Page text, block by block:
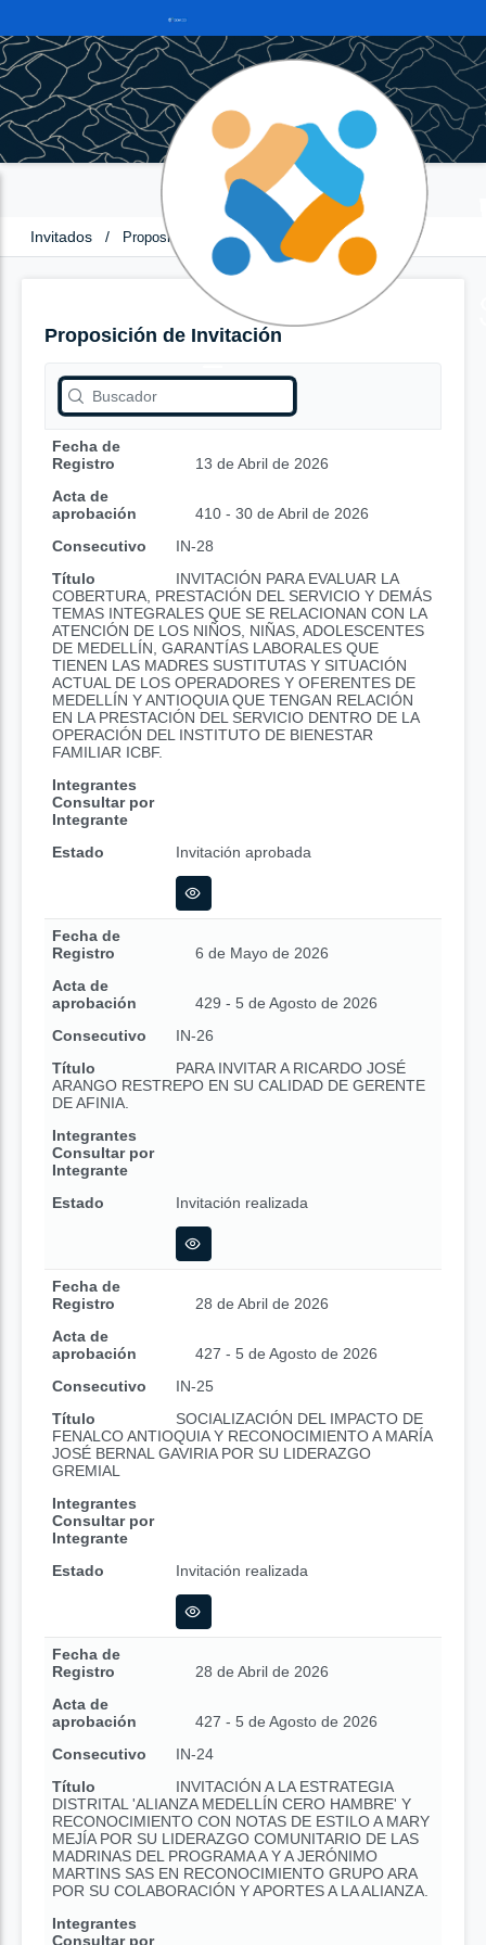
Invitados / Proposición de Invitación
Proposición de Invitación
Fecha de
Registro
13 de Abril de 2026
Acta de
aprobación
410 - 30 de Abril de 2026
Consecutivo
IN-28
Título
INVITACIÓN PARA EVALUAR LA
COBERTURA, PRESTACIÓN DEL SERVICIO Y DEMÁS
TEMAS INTEGRALES QUE SE RELACIONAN CON LA
ATENCIÓN DE LOS NIÑOS, NIÑAS, ADOLESCENTES
DE MEDELLÍN, GARANTÍAS LABORALES QUE
TIENEN LAS MADRES SUSTITUTAS Y SITUACIÓN
ACTUAL DE LOS OPERADORES Y OFERENTES DE
MEDELLÍN Y ANTIOQUIA QUE TENGAN RELACIÓN
EN LA PRESTACIÓN DEL SERVICIO DENTRO DE LA
OPERACIÓN DEL INSTITUTO DE BIENESTAR
FAMILIAR ICBF.
Integrantes
Consultar por
Integrante
Estado
Invitación aprobada
Fecha de
Registro
6 de Mayo de 2026
Acta de
aprobación
429 - 5 de Agosto de 2026
Consecutivo
IN-26
Título
PARA INVITAR A RICARDO JOSÉ
ARANGO RESTREPO EN SU CALIDAD DE GERENTE
DE AFINIA.
Integrantes
Consultar por
Integrante
Estado
Invitación realizada
Fecha de
Registro
28 de Abril de 2026
Acta de
aprobación
427 - 5 de Agosto de 2026
Consecutivo
IN-25
Título
SOCIALIZACIÓN DEL IMPACTO DE
FENALCO ANTIOQUIA Y RECONOCIMIENTO A MARÍA
JOSÉ BERNAL GAVIRIA POR SU LIDERAZGO
GREMIAL
Integrantes
Consultar por
Integrante
Estado
Invitación realizada
Fecha de
Registro
28 de Abril de 2026
Acta de
aprobación
427 - 5 de Agosto de 2026
Consecutivo
IN-24
Título
INVITACIÓN A LA ESTRATEGIA
DISTRITAL 'ALIANZA MEDELLÍN CERO HAMBRE' Y
RECONOCIMIENTO CON NOTAS DE ESTILO A MARY
MEJÍA POR SU LIDERAZGO COMUNITARIO DE LAS
MADRINAS DEL PROGRAMA A Y A JERÓNIMO
MARTINS SAS EN RECONOCIMIENTO GRUPO ARA
POR SU COLABORACIÓN Y APORTES A LA ALIANZA.
Integrantes
Consultar por